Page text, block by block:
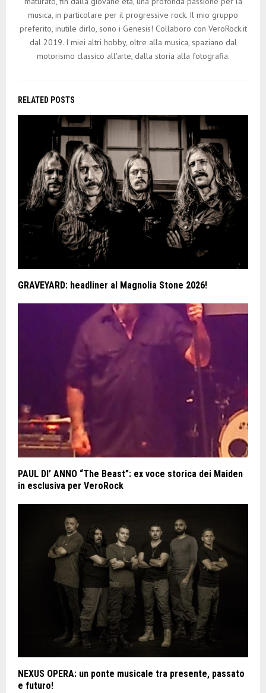
musica, in particolare per il progressive rock. Il mio gruppo
preferito, inutile dirlo, sono i Genesis! Collaboro con VeroRock.it
dal 2019. I miei altri hobby, oltre alla musica, spaziano dal
motorismo classico all'arte, dalla storia alla fotografia.
RELATED POSTS
GRAVEYARD: headliner al Magnolia Stone 2026!
PAUL DI’ ANNO “The Beast”: ex voce storica dei Maiden
in esclusiva per VeroRock
NEXUS OPERA: un ponte musicale tra presente, passato
e futuro!